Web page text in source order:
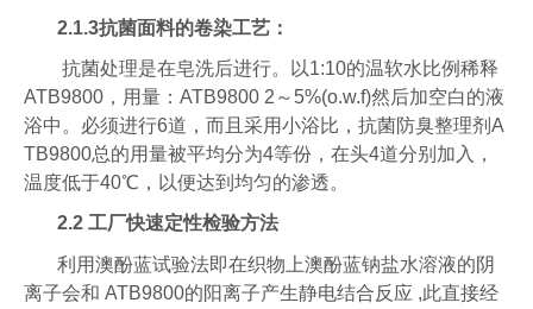
2.1.3抗菌面料的卷染工艺：
抗菌处理是在皂洗后进行。以1:10的温软水比例稀释
ATB9800，用量：ATB9800 2～5%(o.w.f)然后加空白的液
浴中。必须进行6道，而且采用小浴比，抗菌防臭整理剂A
TB9800总的用量被平均分为4等份，在头4道分别加入，
温度低于40℃，以便达到均匀的渗透。
2.2 工厂快速定性检验方法
利用澳酚蓝试验法即在织物上澳酚蓝钠盐水溶液的阴
离子会和 ATB9800的阳离子产生静电结合反应 ,此直接经